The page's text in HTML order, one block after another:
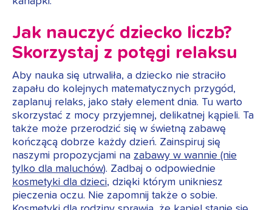
Jak nauczyć dziecko liczb?
Skorzystaj z potęgi relaksu
Aby nauka się utrwaliła, a dziecko nie straciło
zapału do kolejnych matematycznych przygód,
zaplanuj relaks, jako stały element dnia. Tu warto
skorzystać z mocy przyjemnej, delikatnej kąpieli. Ta
także może przerodzić się w świetną zabawę
kończącą dobrze każdy dzień. Zainspiruj się
naszymi propozycjami na zabawy w wannie (nie
tylko dla maluchów). Zadbaj o odpowiednie
kosmetyki dla dzieci, dzięki którym unikniesz
pieczenia oczu. Nie zapomnij także o sobie.